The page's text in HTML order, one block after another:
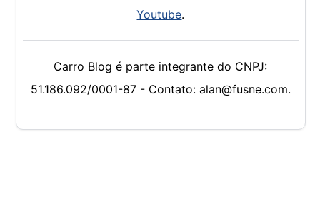
Youtube.
Carro Blog é parte integrante do CNPJ:
51.186.092/0001-87 - Contato: alan@fusne.com.